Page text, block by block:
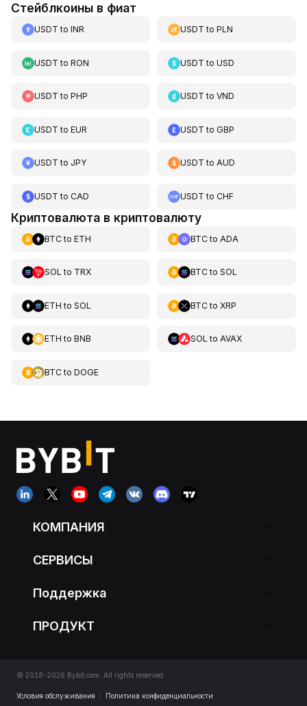
Стейблкоины в фиат
USDT to INR USDT toPLN
USDT to RON USDT toUSD
USDT to PHP USDT toVND
USDT to EUR USDT toGBP
USDT to JPY USDT toAUD
USDT to CAD USDT toCHF
Криптовалюта в криптовалюту
BTCto ETH BTCto ADA
SOL to TRX BTCto SOL
ETH to SOL BTCto XRP
ETH to BNB SOL to AVAX
BTCto DOGE
КОМПАНИЯ
СЕРВИСЫ
Поддержка
ПРОДУКТ
© 2018-2026 Bybit.com. All rights reserved.
Условия обслуживания Политика конфиденциальности